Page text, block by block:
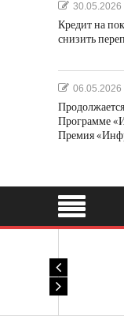
30.05.2026
Кредит на
снизить
06.05.2026
Программе
Премия